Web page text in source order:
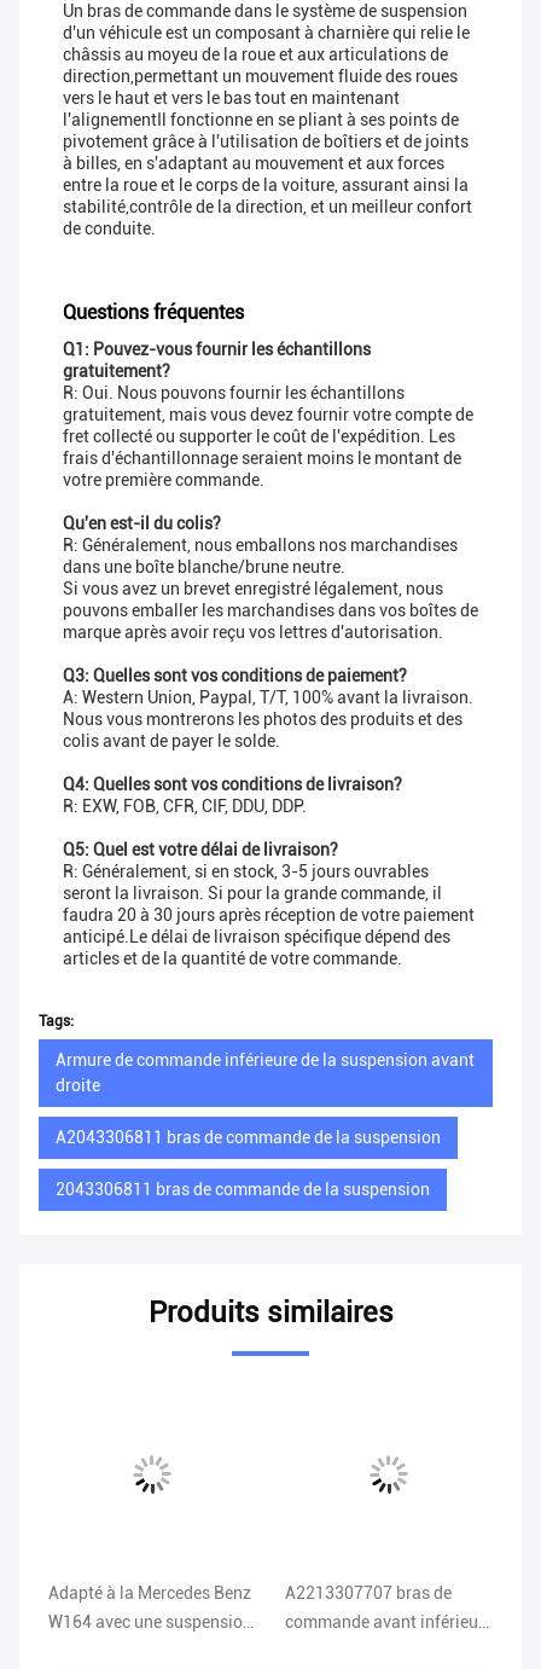
Un bras de commande dans le système de suspension
d'un véhicule est un composant à charnière qui relie le
châssis au moyeu de la roue et aux articulations de
direction,permettant un mouvement fluide des roues
vers le haut et vers le bas tout en maintenant
l'alignementIl fonctionne en se pliant à ses points de
pivotement grâce à l'utilisation de boîtiers et de joints
à billes, en s'adaptant au mouvement et aux forces
entre la roue et le corps de la voiture, assurant ainsi la
stabilité,contrôle de la direction, et un meilleur confort
de conduite.
Questions fréquentes
Q1: Pouvez-vous fournir les échantillons
gratuitement?
R: Oui. Nous pouvons fournir les échantillons
gratuitement, mais vous devez fournir votre compte de
fret collecté ou supporter le coût de l'expédition. Les
frais d'échantillonnage seraient moins le montant de
votre première commande.
Qu'en est-il du colis?
R: Généralement, nous emballons nos marchandises
dans une boîte blanche/brune neutre.
Si vous avez un brevet enregistré légalement, nous
pouvons emballer les marchandises dans vos boîtes de
marque après avoir reçu vos lettres d'autorisation.
Q3: Quelles sont vos conditions de paiement?
A: Western Union, Paypal, T/T, 100% avant la livraison.
Nous vous montrerons les photos des produits et des
colis avant de payer le solde.
Q4: Quelles sont vos conditions de livraison?
R: EXW, FOB, CFR, CIF, DDU, DDP.
Q5: Quel est votre délai de livraison?
R: Généralement, si en stock, 3-5 jours ouvrables
seront la livraison. Si pour la grande commande, il
faudra 20 à 30 jours après réception de votre paiement
anticipé.Le délai de livraison spécifique dépend des
articles et de la quantité de votre commande.
Tags:
Armure de commande inférieure de la suspension avant
droite
A2043306811 bras de commande de la suspension
2043306811 bras de commande de la suspension
Produits similaires
Adapté à la Mercedes Benz
W164 avec une suspension
A2213307707 bras de
commande avant inférieur